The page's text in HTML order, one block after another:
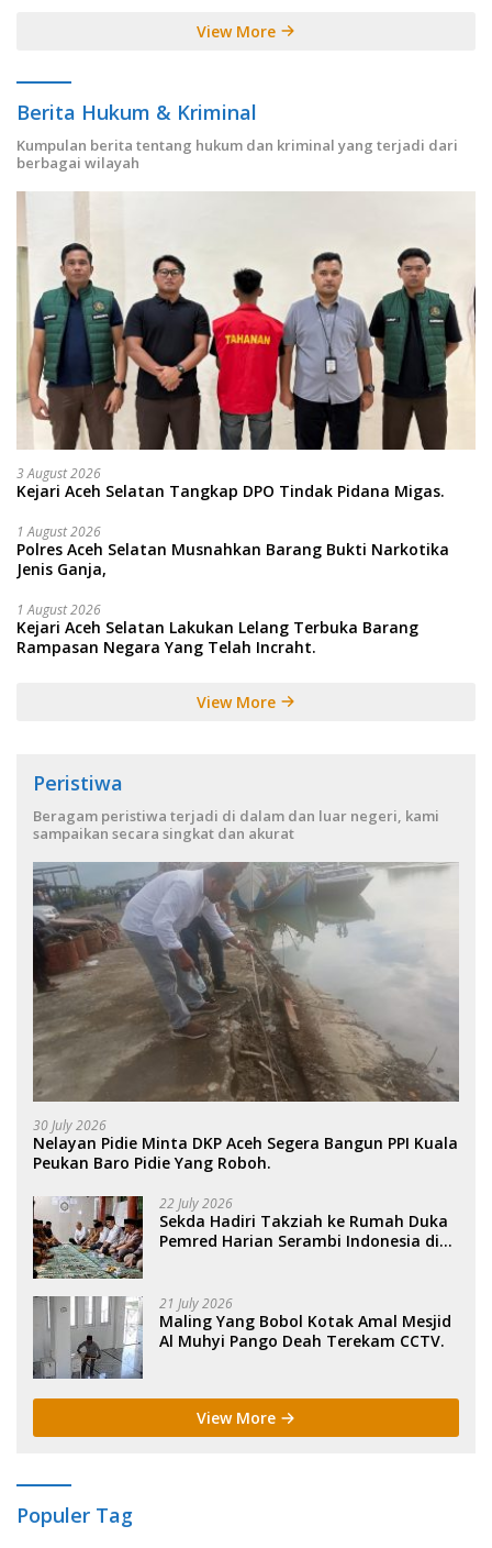
View More
Berita Hukum & Kriminal
Kumpulan berita tentang hukum dan kriminal yang terjadi dari
berbagai wilayah
3 August 2026
Kejari Aceh Selatan Tangkap DPO Tindak Pidana Migas.
1 August 2026
Polres Aceh Selatan Musnahkan Barang Bukti Narkotika
Jenis Ganja,
1 August 2026
Kejari Aceh Selatan Lakukan Lelang Terbuka Barang
Rampasan Negara Yang Telah Incraht.
View More
Peristiwa
Beragam peristiwa terjadi di dalam dan luar negeri, kami
sampaikan secara singkat dan akurat
30 July 2026
Nelayan Pidie Minta DKP Aceh Segera Bangun PPI Kuala
Peukan Baro Pidie Yang Roboh.
22 July 2026
Sekda Hadiri Takziah ke Rumah Duka
Pemred Harian Serambi Indonesia di
21 July 2026
Maling Yang Bobol Kotak Amal Mesjid
Al Muhyi Pango Deah Terekam CCTV.
View More
Populer Tag